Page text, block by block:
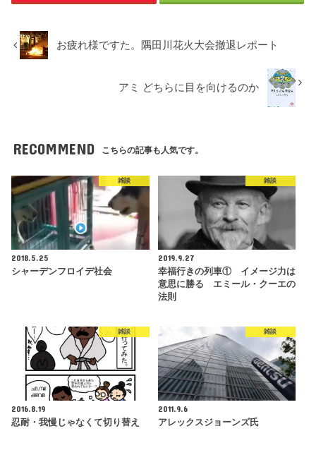
お疲れ様ですた。隅田川花火大会撤退レポート
アミ どちらに目を向けるのか
RECOMMEND こちらの記事も人気です。
雑談
2018.5.25
シャーデンフロイデ社会
雑談
2019.9.27
幸福行きの列車① イメージ力は
意思に勝る エミール・クーエの
法則
雑談
2016.8.19
忍耐・我慢じゃなくて切り替え
雑談
2011.9.6
アレックスジョーンズ氏